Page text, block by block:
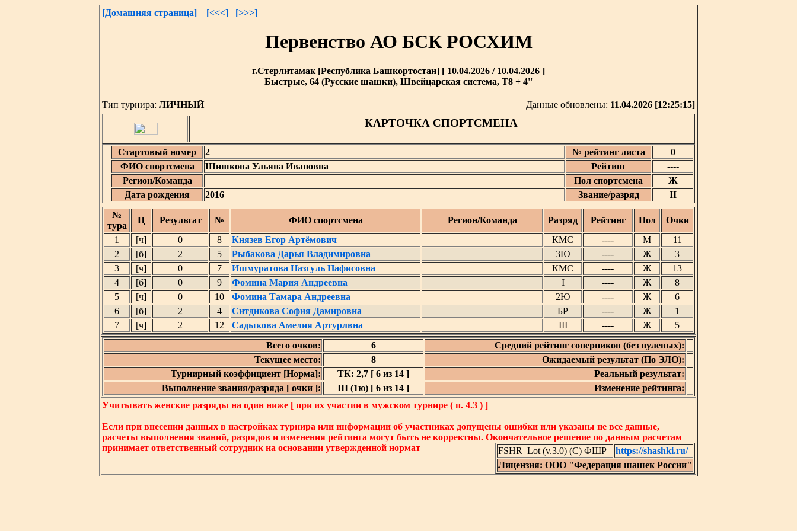
[Домашняя страница] [<<<] [>>>]
Первенство АО БСК РОСХИМ
г.Стерлитамак [Республика Башкортостан] [ 10.04.2026 / 10.04.2026 ]
Быстрые, 64 (Русские шашки), Швейцарская система, T8 + 4''
Тип турнира: ЛИЧНЫЙ Данные обновлены: 11.04.2026 [12:25:15]
КАРТОЧКА СПОРТСМЕНА
Стартовый номер 2 № рейтинг листа
0
ФИО спортсмена
Шишкова Ульяна Ивановна Рейтинг
----
Регион/Команда
Пол спортсмена
Ж
Дата рождения
2016 Звание/разряд
II
№
тура
Ц Результат № ФИО спортсмена Регион/Команда Разряд Рейтинг Пол
Очки
1
[ч] 0 8 Князев Егор Артёмович КМС ---- М
11
2
[б] 2 5 Рыбакова Дарья Владимировна 3Ю ---- Ж
3
3
[ч] 0 7 Ишмуратова Назгуль Нафисовна КМС ---- Ж
13
4
[б] 0 9 Фомина Мария Андреевна I ---- Ж
8
5
[ч] 0 10 Фомина Тамара Андреевна 2Ю ---- Ж
6
6
[б] 2 4 Ситдикова София Дамировна БР ---- Ж
1
7
[ч] 2 12 Садыкова Амелия Артурлвна III ---- Ж
5
Всего очков:
6
Средний рейтинг соперников (без нулевых):
Текущее место:
8
Ожидаемый результат (По ЭЛО):
Турнирный коэффициент [Норма]:
ТК: 2,7 [ 6 из 14 ]
Реальный результат:
Выполнение звания/разряда [ очки ]:
III (1ю) [ 6 из 14 ]
Изменение рейтинга:
Учитывать женские разряды на один ниже [ при их участии в мужском турнире ( п. 4.3 ) ]
Если при внесении данных в настройках турнира или информации об участниках допущены ошибки или указаны не все данные,
расчеты выполнения званий, разрядов и изменения рейтинга могут быть не корректны. Окончательное решение по данным расчетам
принимает ответственный сотрудник на основании утвержденной нормат
FSHR_Lot (v.3.0) (C) ФШР
https://shashki.ru/
Лицензия: ООО "Федерация шашек России"